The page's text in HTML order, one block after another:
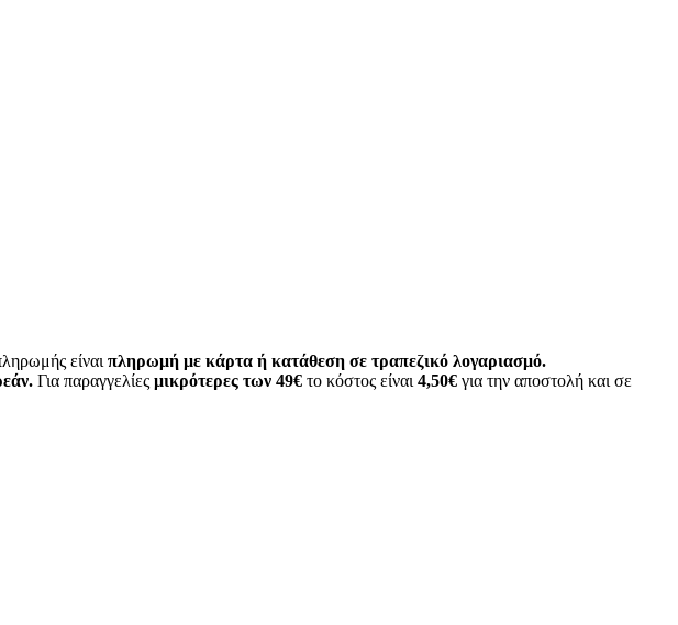
είναι πληρωμή με κάρτα ή κατάθεση σε τραπεζικό λογαριασμό.
Για παραγγελίες μικρότερες των 49€ το κόστος είναι 4,50€ για την αποστολή και σε